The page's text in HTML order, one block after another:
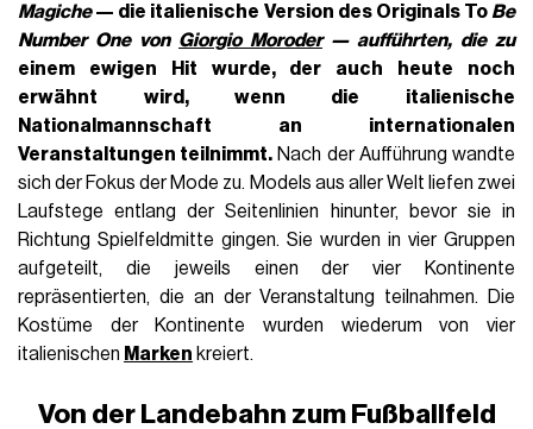
Magiche— die italienische Version des Originals To Be
Number One von Giorgio Moroder— aufführten, die zu
einem ewigen Hit wurde, der auch heute noch
erwähnt wird, wenn die italienische
Nationalmannschaft an internationalen
Veranstaltungen teilnimmt. Nach der Aufführung wandte
sich der Fokus der Mode zu. Models aus aller Welt liefen zwei
Laufstege entlang der Seitenlinien hinunter, bevor sie in
Richtung Spielfeldmitte gingen. Sie wurden in vier Gruppen
aufgeteilt, die jeweils einen der vier Kontinente
repräsentierten, die an der Veranstaltung teilnahmen. Die
Kostüme der Kontinente wurden wiederum von vier
italienischen Marken kreiert.
Von der Landebahn zum Fußballfeld